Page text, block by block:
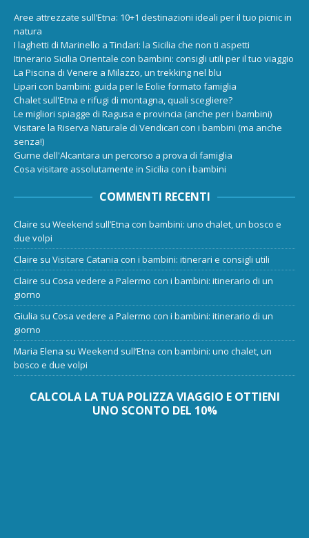
Aree attrezzate sull’Etna: 10+1 destinazioni ideali per il tuo picnic in
natura
I laghetti di Marinello a Tindari: la Sicilia che non ti aspetti
Itinerario Sicilia Orientale con bambini: consigli utili per il tuo viaggio
La Piscina di Venere a Milazzo, un trekking nel blu
Lipari con bambini: guida per le Eolie formato famiglia
Chalet sull'Etna e rifugi di montagna, quali scegliere?
Le migliori spiagge di Ragusa e provincia (anche per i bambini)
Visitare la Riserva Naturale di Vendicari con i bambini (ma anche
senza!)
Gurne dell'Alcantara un percorso a prova di famiglia
Cosa visitare assolutamente in Sicilia con i bambini
COMMENTI RECENTI
Claire su Weekend sull’Etna con bambini: uno chalet, un bosco e
due volpi
Claire su Visitare Catania con i bambini: itinerari e consigli utili
Claire su Cosa vedere a Palermo con i bambini: itinerario di un
giorno
Giulia su Cosa vedere a Palermo con i bambini: itinerario di un
giorno
Maria Elena su Weekend sull’Etna con bambini: uno chalet, un
bosco e due volpi
CALCOLA LA TUA POLIZZA VIAGGIO E OTTIENI
UNO SCONTO DEL 10%